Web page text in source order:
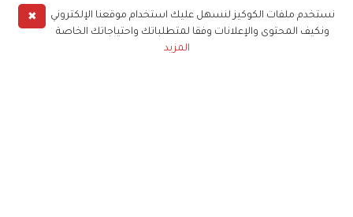
✖
نستخدم ملفات الكوكيز لنسهل عليك استخدام موقعنا الإلكتروني
ونكيف المحتوى والإعلانات وفقا لمتطلباتك واحتياجاتك الخاصة
المزيد